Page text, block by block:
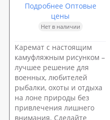
Подробнее Оптовые
цены
Нет в наличии
Каремат с настоящим
камуфляжным рисунком –
лучшее решение для
военных, любителей
рыбалки, охоты и отдыха
на лоне природы без
привлечения лишнего
внимания. Сделайте